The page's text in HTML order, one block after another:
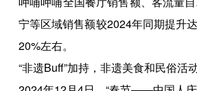
宁等区域销售额较2024年同期提升
20%左右。
“非遗Buff”加持，非遗美食和民俗活